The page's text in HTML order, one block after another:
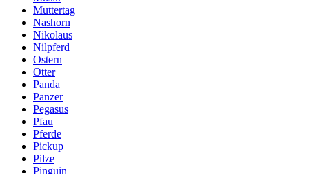
Muttertag
Nashorn
Nikolaus
Nilpferd
Ostern
Otter
Panda
Panzer
Pegasus
Pfau
Pferde
Pickup
Pilze
Pinguin